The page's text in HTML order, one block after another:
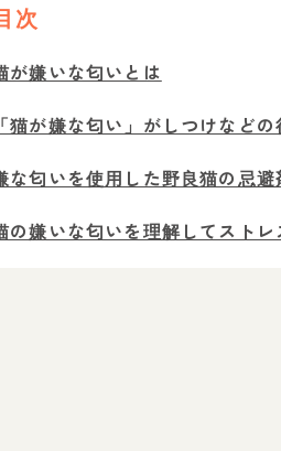
次
が嫌いな匂いとは
猫が嫌な匂い」がしつけなどの
な匂いを使用した野良猫の忌避
の嫌いな匂いを理解してストレ